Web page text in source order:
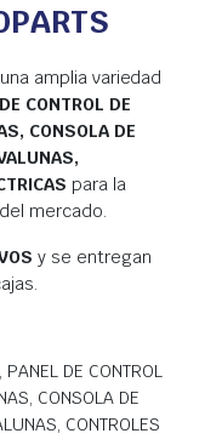
amplia variedad
CONTROL DE
CONSOLA DE
para la
mercado.
y se entregan
PANEL DE CONTROL
CONSOLA DE
CONTROLES